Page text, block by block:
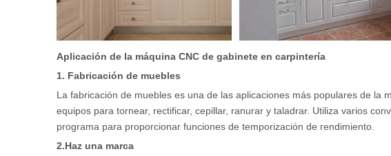
Aplicación de la máquina CNC de gabinete en carpintería
1. Fabricación de muebles
La fabricación de muebles es una de las aplicaciones más populares de la
equipos para tornear, rectificar, cepillar, ranurar y taladrar. Utiliza varios
programa para proporcionar funciones de temporización de rendimiento.
2.Haz una marca